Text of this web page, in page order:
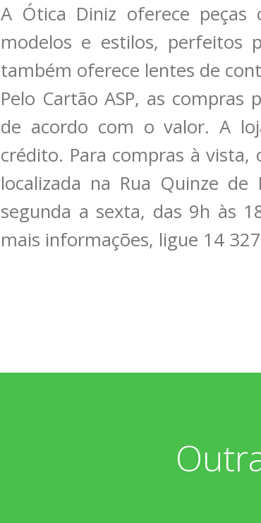
A Ótica Diniz oferece peças
modelos e estilos, perfeitos
também oferece lentes de
Pelo Cartão ASP, as compras
de acordo com o valor. A
crédito. Para compras à vista,
localizada na Rua Quinze
segunda a sexta, das 9h às
mais informações, ligue 14